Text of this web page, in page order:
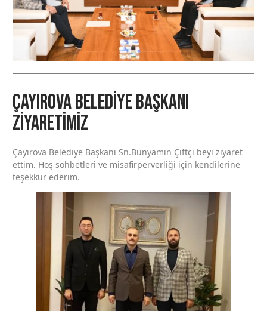
Çayırova Belediye Başkanı
Ziyaretimiz
Çayırova Belediye Başkanı Sn.Bünyamin Çi̇ftçi̇ beyi ziyaret
ettim. Hoş sohbetleri ve misafirperverliği için kendilerine
teşekkür ederim.